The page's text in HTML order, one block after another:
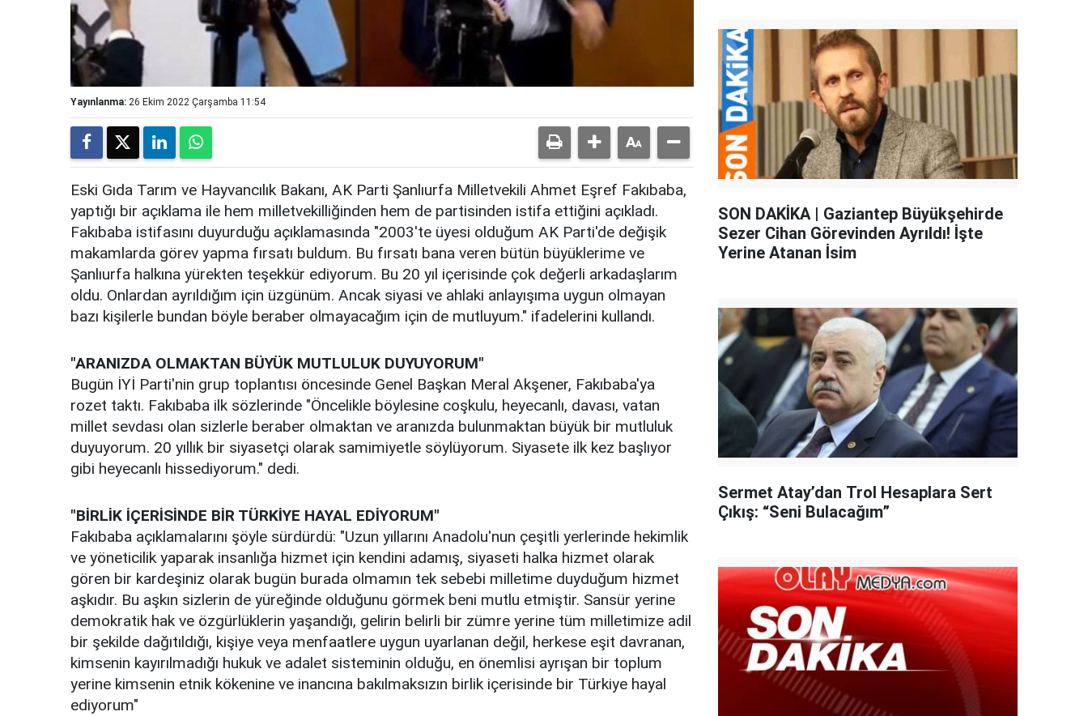
Yayınlanma: 26 Ekim 2022 Çarşamba 11:54
Eski Gıda Tarım ve Hayvancılık Bakanı, AK Parti Şanlıurfa Milletvekili Ahmet Eşref Fakıbaba,
yaptığı bir açıklama ile hem milletvekilliğinden hem de partisinden istifa ettiğini açıkladı.
Fakıbaba istifasını duyurduğu açıklamasında "2003'te üyesi olduğum AK Parti'de değişik
makamlarda görev yapma fırsatı buldum. Bu fırsatı bana veren bütün büyüklerime ve
Şanlıurfa halkına yürekten teşekkür ediyorum. Bu 20 yıl içerisinde çok değerli arkadaşlarım
oldu. Onlardan ayrıldığım için üzgünüm. Ancak siyasi ve ahlaki anlayışıma uygun olmayan
bazı kişilerle bundan böyle beraber olmayacağım için de mutluyum." ifadelerini kullandı.
"ARANIZDA OLMAKTAN BÜYÜK MUTLULUK DUYUYORUM"
Bugün İYİ Parti'nin grup toplantısı öncesinde Genel Başkan Meral Akşener, Fakıbaba'ya
rozet taktı. Fakıbaba ilk sözlerinde "Öncelikle böylesine coşkulu, heyecanlı, davası, vatan
millet sevdası olan sizlerle beraber olmaktan ve aranızda bulunmaktan büyük bir mutluluk
duyuyorum. 20 yıllık bir siyasetçi olarak samimiyetle söylüyorum. Siyasete ilk kez başlıyor
gibi heyecanlı hissediyorum." dedi.
"BİRLİK İÇERİSİNDE BİR TÜRKİYE HAYAL EDİYORUM"
Fakıbaba açıklamalarını şöyle sürdürdü: "Uzun yıllarını Anadolu'nun çeşitli yerlerinde hekimlik
ve yöneticilik yaparak insanlığa hizmet için kendini adamış, siyaseti halka hizmet olarak
gören bir kardeşiniz olarak bugün burada olmamın tek sebebi milletime duyduğum hizmet
aşkıdır. Bu aşkın sizlerin de yüreğinde olduğunu görmek beni mutlu etmiştir. Sansür yerine
demokratik hak ve özgürlüklerin yaşandığı, gelirin belirli bir zümre yerine tüm milletimize adil
bir şekilde dağıtıldığı, kişiye veya menfaatlere uygun uyarlanan değil, herkese eşit davranan,
kimsenin kayırılmadığı hukuk ve adalet sisteminin olduğu, en önemlisi ayrışan bir toplum
yerine kimsenin etnik kökenine ve inancına bakılmaksızın birlik içerisinde bir Türkiye hayal
ediyorum"
SON DAKİKA | Gaziantep Büyükşehirde
Sezer Cihan Görevinden Ayrıldı! İşte
Yerine Atanan İsim
Sermet Atay’dan Trol Hesaplara Sert
Çıkış: “Seni Bulacağım”